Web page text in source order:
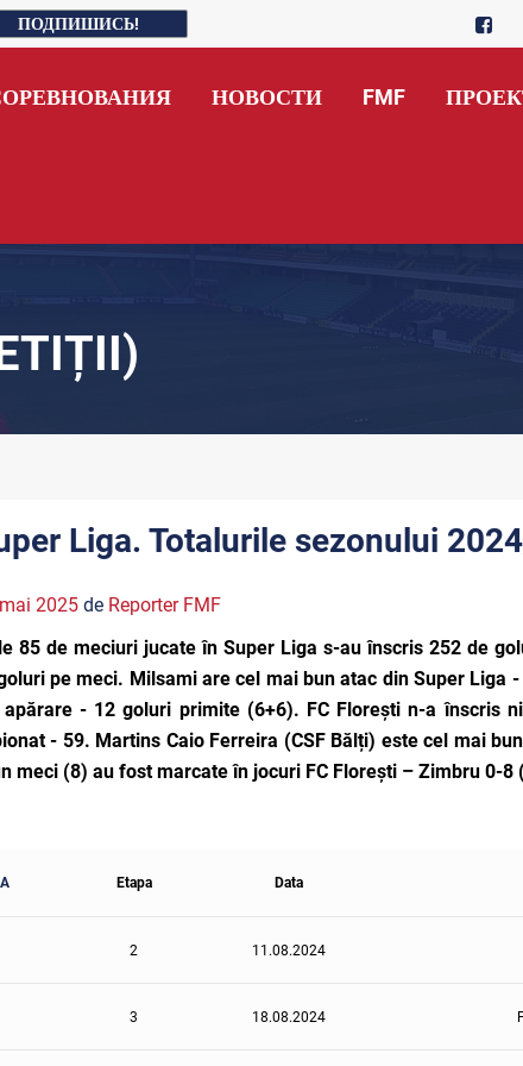
ПОДПИШИСЬ!
НОВОСТИ FMF
Liga. Totalurile sezonului
2025de Reporter FMF
85 de meciuri jucate în Super Liga s-au înscris 252 de
pe meci. Milsami are cel mai bun atac din Super
apărare - 12 goluri primite (6+6). FC Florești n-a înscris
- 59. Martins Caio Ferreira (CSF Bălți) este cel mai
meci (8) au fost marcate în jocuri FC Florești – Zimbru 0-
Etapa Data
2 11.08.2024
3 18.08.2024